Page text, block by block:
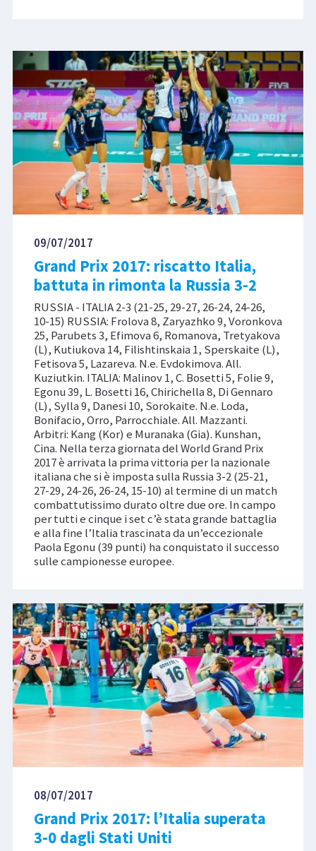
09/07/2017
Grand Prix 2017: riscatto Italia,
battuta in rimonta la Russia 3-2
RUSSIA - ITALIA 2-3 (21-25, 29-27, 26-24, 24-26,
10-15) RUSSIA: Frolova 8, Zaryazhko 9, Voronkova
25, Parubets 3, Efimova 6, Romanova, Tretyakova
(L), Kutiukova 14, Filishtinskaia 1, Sperskaite (L),
Fetisova 5, Lazareva. N.e. Evdokimova. All.
Kuziutkin. ITALIA: Malinov 1, C. Bosetti 5, Folie 9,
Egonu 39, L. Bosetti 16, Chirichella 8, Di Gennaro
(L), Sylla 9, Danesi 10, Sorokaite. N.e. Loda,
Bonifacio, Orro, Parrocchiale. All. Mazzanti.
Arbitri: Kang (Kor) e Muranaka (Gia). Kunshan,
Cina. Nella terza giornata del World Grand Prix
2017 è arrivata la prima vittoria per la nazionale
italiana che si è imposta sulla Russia 3-2 (25-21,
27-29, 24-26, 26-24, 15-10) al termine di un match
combattutissimo durato oltre due ore. In campo
per tutti e cinque i set c’è stata grande battaglia
e alla fine l’Italia trascinata da un’eccezionale
Paola Egonu (39 punti) ha conquistato il successo
sulle campionesse europee.
08/07/2017
Grand Prix 2017: l’Italia superata
3-0 dagli Stati Uniti